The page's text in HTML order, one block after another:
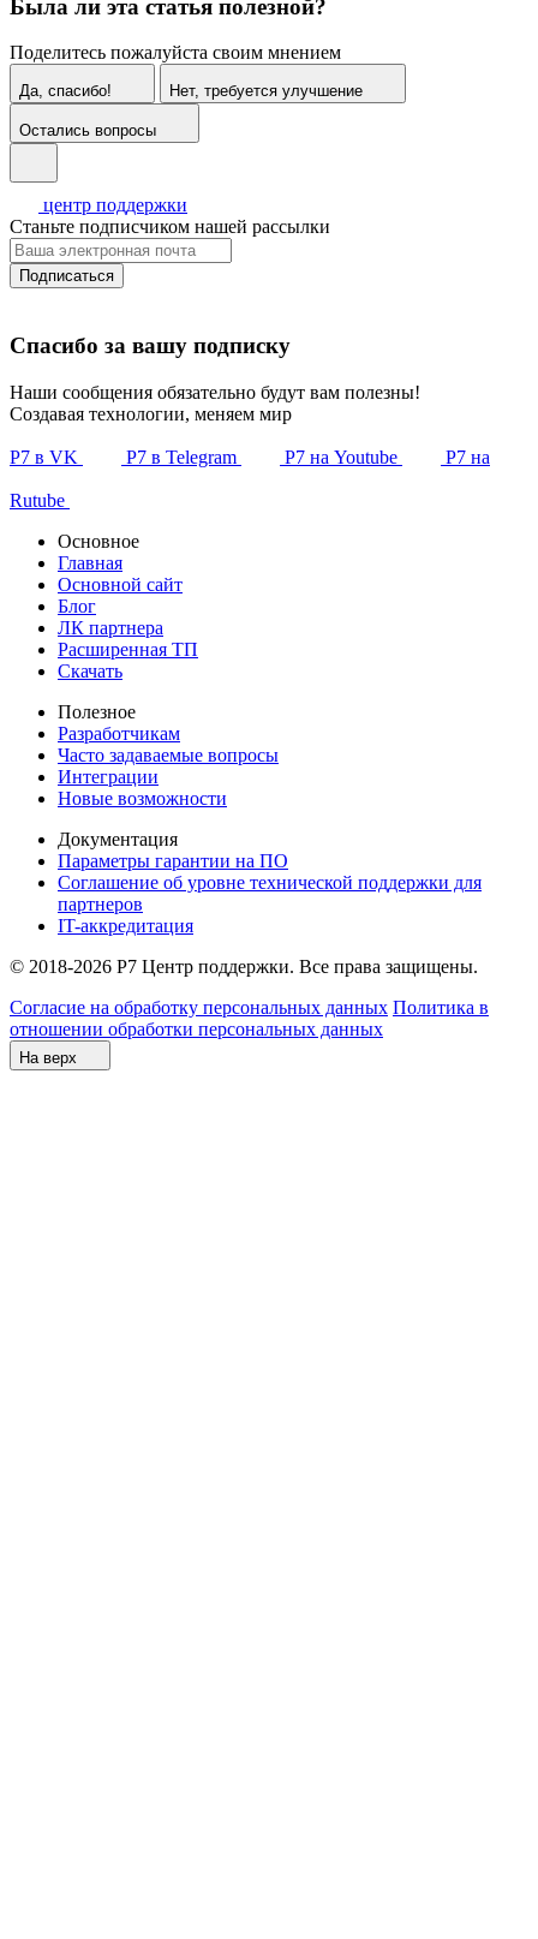
Была ли эта статья полезной?
Поделитесь пожалуйста своим мнением
Да, спасибо! Нет, требуется улучшение
Остались вопросы
центр поддержки
Станьте подписчиком нашей рассылки
Подписаться
Спасибо за вашу подписку
Наши сообщения обязательно будут вам полезны!
Создавая технологии, меняем мир
Р7 в VK Р7 в Telegram Р7 на Youtube Р7 на
Rutube
Основное
Главная
Основной сайт
Блог
ЛК партнера
Расширенная ТП
Скачать
Полезное
Разработчикам
Часто задаваемые вопросы
Интеграции
Новые возможности
Документация
Параметры гарантии на ПО
Соглашение об уровне технической поддержки для
партнеров
IT-аккредитация
© 2018-2026 Р7 Центр поддержки. Все права защищены.
Согласие на обработку персональных данных Политика в
отношении обработки персональных данных
На верх